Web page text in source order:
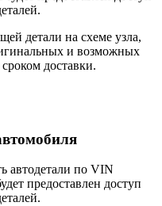
детали на схеме узла,
и возможных
доставки.
автодетали по VIN
предоставлен доступ